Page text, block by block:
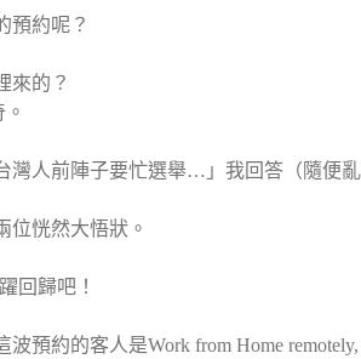
預約呢？
來的？
灣人前陣子要忙選舉…」我回答（隨便
位恍然大悟狀。
回歸吧！
預約的客人是Work from Home remotely,